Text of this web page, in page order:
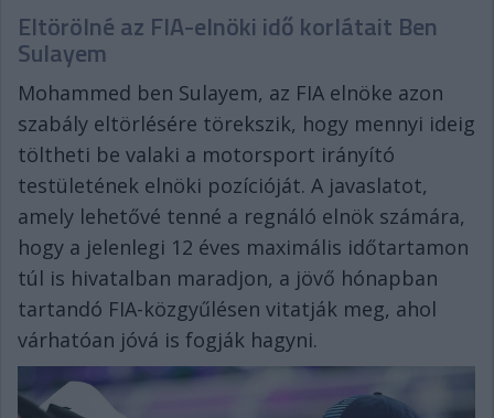
Eltörölné az FIA-elnöki idő korlátait Ben
Sulayem
Mohammed ben Sulayem, az FIA elnöke azon
szabály eltörlésére törekszik, hogy mennyi ideig
töltheti be valaki a motorsport irányító
testületének elnöki pozícióját. A javaslatot,
amely lehetővé tenné a regnáló elnök számára,
hogy a jelenlegi 12 éves maximális időtartamon
túl is hivatalban maradjon, a jövő hónapban
tartandó FIA-közgyűlésen vitatják meg, ahol
várhatóan jóvá is fogják hagyni.